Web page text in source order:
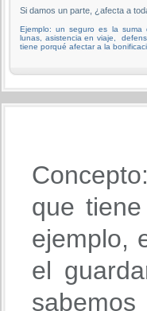
Si damos un parte, ¿afecta a
Ejemplo: un seguro es la suma
lunas, asistencia en viaje,
tiene porqué afectar a la
que
ejemplo,
el